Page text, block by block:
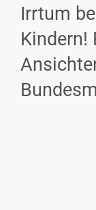
RECHT
Irrtum
Kindern!